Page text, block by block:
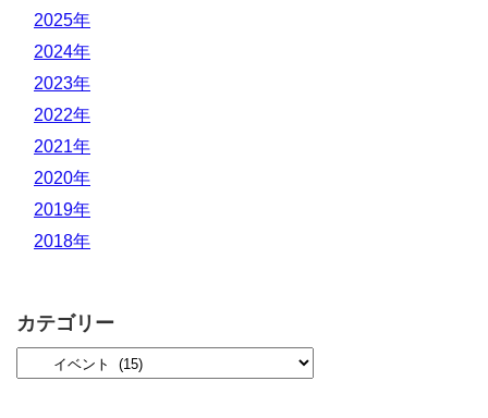
2025年
2024年
2023年
2022年
2021年
2020年
2019年
2018年
カテゴリー